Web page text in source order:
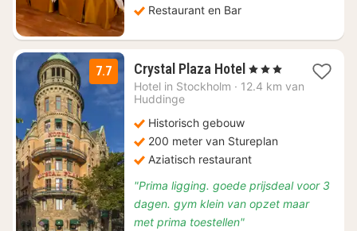
Restaurant en Bar
7.7 Crystal Plaza Hotel 2
nachten
, 3 Sterren
Hotel in Stockholm · 12.4 km van
Huddinge
Historisch gebouw
200 meter van Stureplan
Aziatisch restaurant
"Prima ligging. goede prijsdeal voor 3
dagen. gym klein van opzet maar
met prima toestellen"